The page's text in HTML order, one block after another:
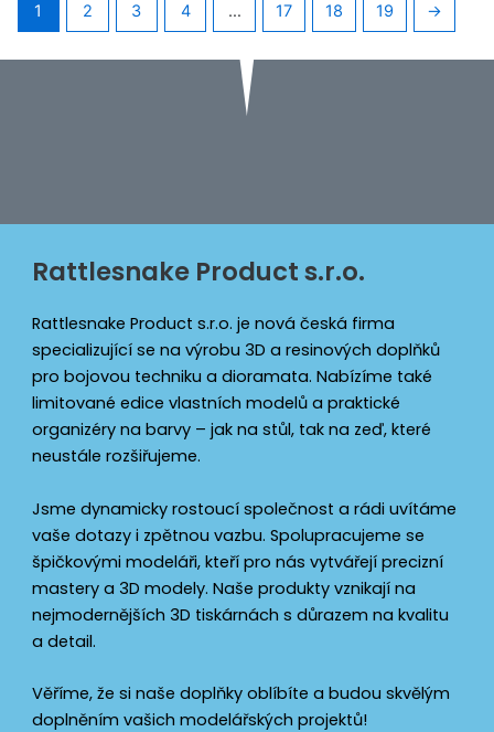
1 2 3 4 … 17 18 19 →
Rattlesnake Product s.r.o.
Rattlesnake Product s.r.o. je nová česká firma
specializující se na výrobu 3D a resinových doplňků
pro bojovou techniku a dioramata. Nabízíme také
limitované edice vlastních modelů a praktické
organizéry na barvy – jak na stůl, tak na zeď, které
neustále rozšiřujeme.
Jsme dynamicky rostoucí společnost a rádi uvítáme
vaše dotazy i zpětnou vazbu. Spolupracujeme se
špičkovými modeláři, kteří pro nás vytvářejí precizní
mastery a 3D modely. Naše produkty vznikají na
nejmodernějších 3D tiskárnách s důrazem na kvalitu
a detail.
Věříme, že si naše doplňky oblíbíte a budou skvělým
doplněním vašich modelářských projektů!